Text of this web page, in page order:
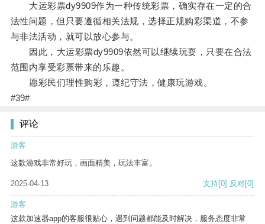
大运彩票dy9909作为一种传统彩票，确实存在一定的合
法性问题，但只要遵循相关法规，选择正规购彩渠道，不参
与非法活动，就可以放心参与。
因此，大运彩票dy9909依然可以继续玩耍，只要在合法
范围内享受彩票带来的乐趣。
愿彩民们理性购彩，遵纪守法，健康玩游戏。
#39#
评论
游客
这款游戏非常好玩，画面精美，玩法丰富。
2025-04-13 支持[0] 反对[0]
游客
这款加速器app的客服很贴心，遇到问题都能及时解决，服务态度非常